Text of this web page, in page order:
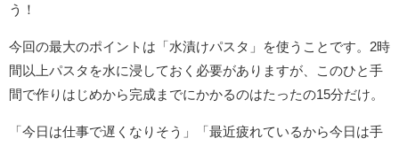
う！
今回の最大のポイントは「水漬けパスタ」を使うことです。2時
間以上パスタを水に浸しておく必要がありますが、このひと手
間で作りはじめから完成までにかかるのはたったの15分だけ。
「今日は仕事で遅くなりそう」「最近疲れているから今日は手